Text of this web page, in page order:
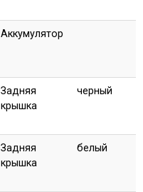
Аккумулятор
Задняя
крышка
черный
Задняя
крышка
белый